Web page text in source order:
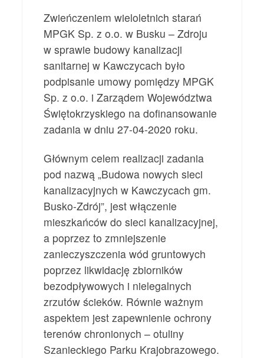
Zwieńczeniem wieloletnich starań
MPGK Sp. z o.o. w Busku – Zdroju
w sprawie budowy kanalizacji
sanitarnej w Kawczycach było
podpisanie umowy pomiędzy MPGK
Sp. z o.o. i Zarządem Województwa
Świętokrzyskiego na dofinansowanie
zadania w dniu 27-04-2020 roku.
Głównym celem realizacji zadania
pod nazwą „Budowa nowych sieci
kanalizacyjnych w Kawczycach gm.
Busko-Zdrój”, jest włączenie
mieszkańców do sieci kanalizacyjnej,
a poprzez to zmniejszenie
zanieczyszczenia wód gruntowych
poprzez likwidację zbiorników
bezodpływowych i nielegalnych
zrzutów ścieków. Równie ważnym
aspektem jest zapewnienie ochrony
terenów chronionych – otuliny
Szanieckiego Parku Krajobrazowego.